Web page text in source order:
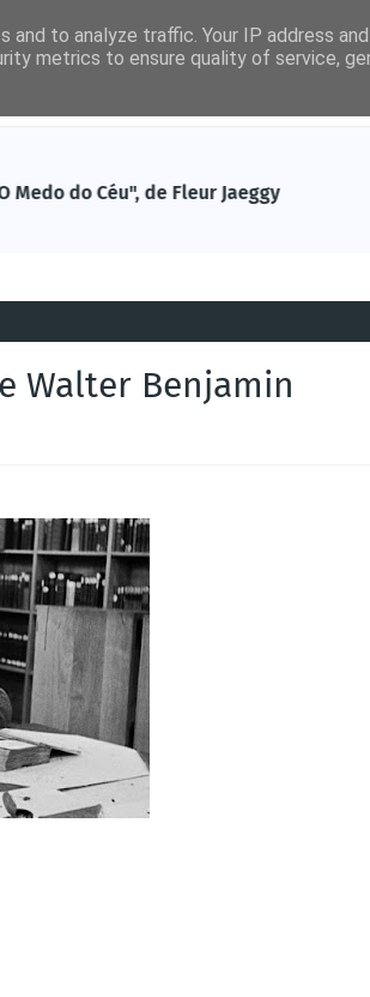
Medo do Céu", de Fleur Jaeggy
Walter Benjamin
to analyze traffic. Your IP address
metrics to ensure quality of service,